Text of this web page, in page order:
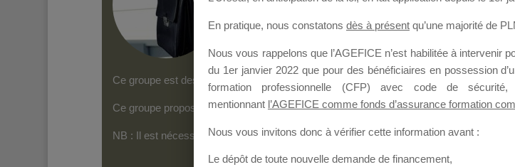
Ce groupe est destiné aux Organismes de Formation qui souhaitent répondre à l’Appel
Ce groupe propose un forum dédié au support sur lequel il est possible de laisser un
NB : Il est nécessaire d’êtreinscrit(e)pour pouvoir rejoindre ce groupe
En pratique, nous constatons dès à présent qu’une majorité de
Nous vous rappelons que l’AGEFICE n’est habilitée à intervenir
du 1er janvier 2022 que pour des bénéficiaires en possession
formation professionnelle (CFP) avec code de
mentionnant l’AGEFICE comme fonds d’assurance formation
Nous vous invitons donc à vérifier cette information avant :
Le dépôt de toute nouvelle demande de financement,